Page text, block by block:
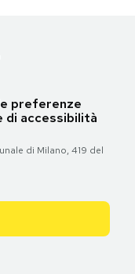
preferenze
di accessibilità
di Milano, 419 del